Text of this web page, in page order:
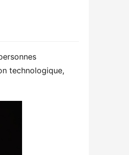
technologique,